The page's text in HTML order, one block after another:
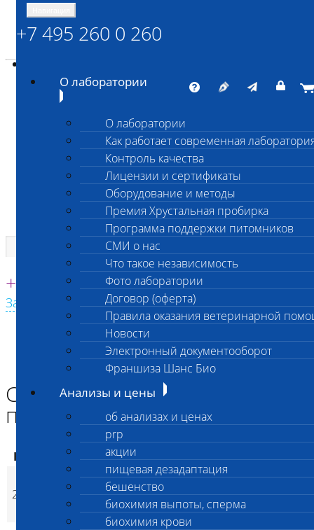
ШАНС БИО
Независимая ветеринарная лаборатория
Единая круглосуточная справочная
+7 495 260 0 260
Заказать звонок с сайта
+7 495 260 0 260
О лаборатории
О лаборатории
Как работает современная
Контроль качества
Лицензии и сертификаты
Оборудование и методы
Премия Хрустальная пробирка
Программа поддержки питомников
СМИ о нас
Что такое независимость
Фото лаборатории
Договор (оферта)
Правила оказания ветеринарной
Новости
Электронный документооборот
Франшиза Шанс Био
Анализы и цены
об анализах и ценах
prp
акции
пищевая дезадаптация
бешенство
биохимия выпоты, сперма
биохимия крови
Главная страница
Анализы и цены
ГЕНЕТИКА СОБАК
Синдром эпизодического падения (EFS)
Синдром эпизодического
падения (EFS)
Код Наименование услуг Цена, руб.
2861
Синдром
эпизодического
падения (EFS)
3 200p (Время